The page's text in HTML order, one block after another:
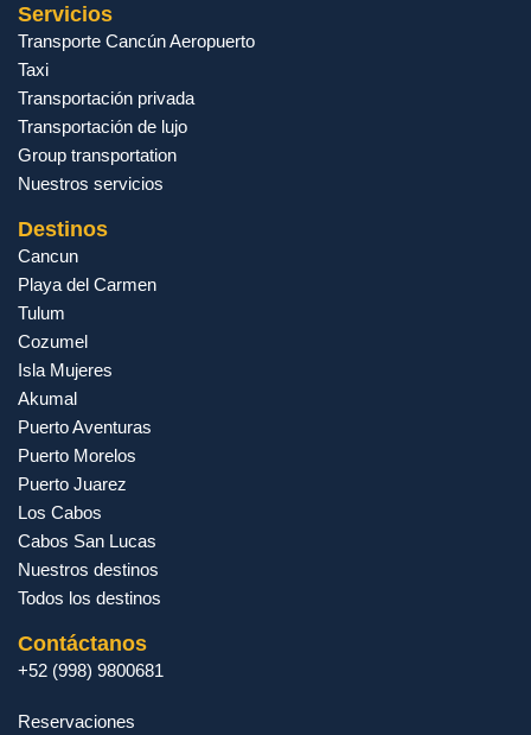
Servicios
Transporte Cancún Aeropuerto
Taxi
Transportación privada
Transportación de lujo
Group transportation
Nuestros servicios
Destinos
Cancun
Playa del Carmen
Tulum
Cozumel
Isla Mujeres
Akumal
Puerto Aventuras
Puerto Morelos
Puerto Juarez
Los Cabos
Cabos San Lucas
Nuestros destinos
Todos los destinos
Contáctanos
+52 (998) 9800681
Reservaciones